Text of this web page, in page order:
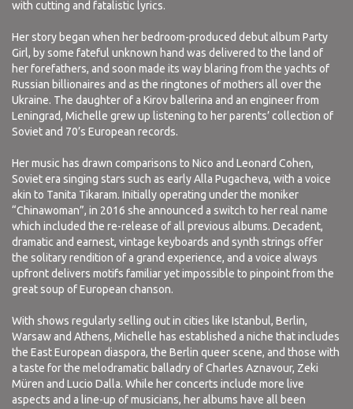
with cutting and fatalistic lyrics.
Her story began when her bedroom-produced debut album Party
Girl, by some fateful unknown hand was delivered to the land of
her forefathers, and soon made its way blaring from the yachts of
Russian billionaires and as the ringtones of mothers all over the
Ukraine. The daughter of a Kirov ballerina and an engineer from
Leningrad, Michelle grew up listening to her parents’ collection of
Soviet and 70’s European records.
Her music has drawn comparisons to Nico and Leonard Cohen,
Soviet era singing stars such as early Alla Pugacheva, with a voice
akin to Tanita Tikaram. Initially operating under the moniker
“Chinawoman”, in 2016 she announced a switch to her real name
which included the re-release of all previous albums. Decadent,
dramatic and earnest, vintage keyboards and synth strings offer
the solitary rendition of a grand experience, and a voice always
upfront delivers motifs familiar yet impossible to pinpoint from the
great soup of European chanson.
With shows regularly selling out in cities like Istanbul, Berlin,
Warsaw and Athens, Michelle has established a niche that includes
the East European diaspora, the Berlin queer scene, and those with
a taste for the melodramatic balladry of Charles Aznavour, Zeki
Müren and Lucio Dalla. While her concerts include more live
aspects and a line-up of musicians, her albums have all been